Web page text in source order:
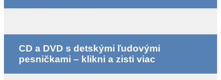
CD a DVD s detskými ľudovými
pesničkami – klikni a zisti viac